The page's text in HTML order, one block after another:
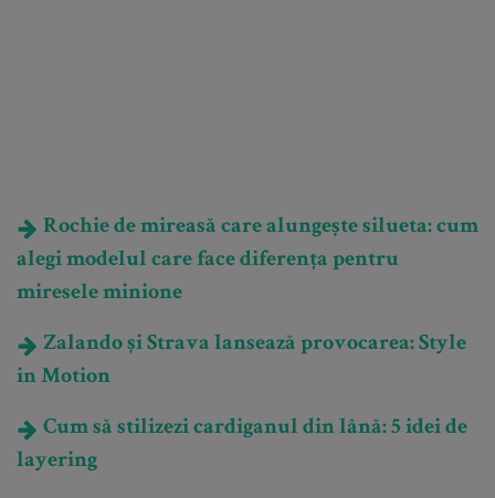
Rochie de mireasă care alungește silueta: cum
alegi modelul care face diferența pentru
miresele minione
Zalando și Strava lansează provocarea: Style
in Motion
Cum să stilizezi cardiganul din lână: 5 idei de
layering